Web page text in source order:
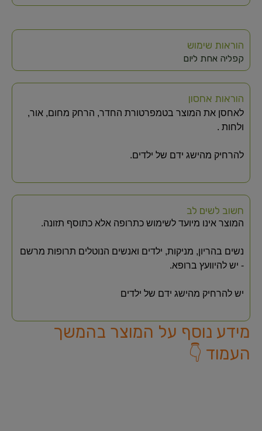
הוראות שימוש
קפליה אחת ליום
הוראות אחסון
לאחסן את המוצר בטמפרטורת החדר, הרחק מחום, אור,
ולחות .
להרחיק מהישג ידם של ילדים.
חשוב לשים לב
המוצר אינו מיועד לשימוש כתרופה אלא כתוסף תזונה.
נשים בהריון, מניקות, ילדים ואנשים הנוטלים תרופות מרשם
- יש להיוועץ ברופא.
יש להרחיק מהישג ידם של ילדים
מידע נוסף על המוצר בהמשך
העמוד 👇